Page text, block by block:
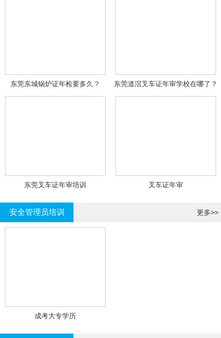
东莞东城锅炉证年检要多久？ 东莞道滘叉车证年审学校在哪了？
东莞叉车证年审培训 叉车证年审
安全管理员培训 更多>>
成考大专学历